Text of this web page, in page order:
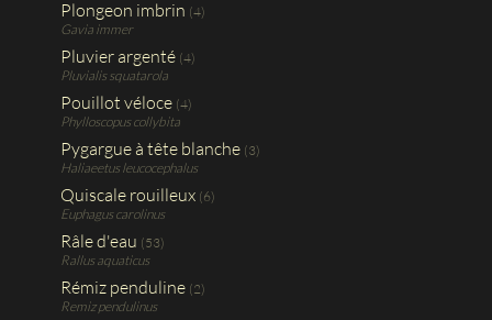
Plongeon imbrin (4)
Gavia immer
Pluvier argenté (4)
Pluvialis squatarola
Pouillot véloce (4)
Phylloscopus collybita
Pygargue à tête blanche (3)
Haliaeetus leucocephalus
Quiscale rouilleux (6)
Euphagus carolinus
Râle d'eau (53)
Rallus aquaticus
Rémiz penduline (2)
Remiz pendulinus